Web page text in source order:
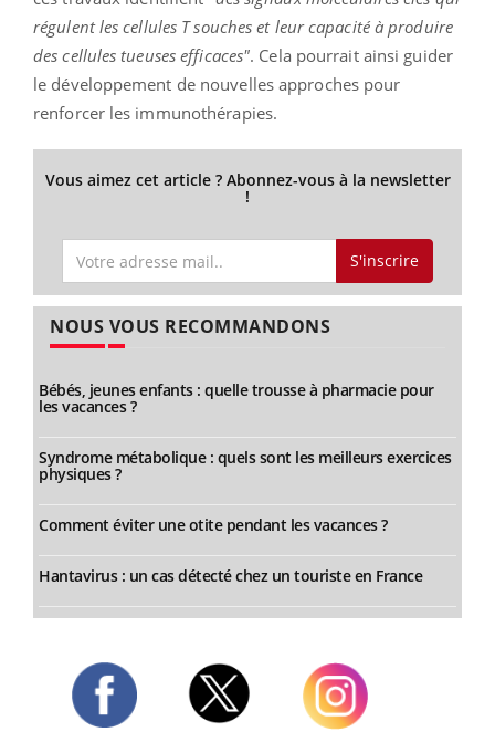
régulent les cellules T souches et leur capacité à produire
des cellules tueuses efficaces". Cela pourrait ainsi guider
le développement de nouvelles approches pour
renforcer les immunothérapies.
Vous aimez cet article ? Abonnez-vous à la newsletter
!
S'inscrire
NOUS VOUS RECOMMANDONS
Bébés, jeunes enfants : quelle trousse à pharmacie pour
les vacances ?
Syndrome métabolique : quels sont les meilleurs exercices
physiques ?
Comment éviter une otite pendant les vacances ?
Hantavirus : un cas détecté chez un touriste en France